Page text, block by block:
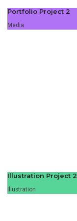
Portfolio Project 2
Media
Illustration Project 2
Illustration